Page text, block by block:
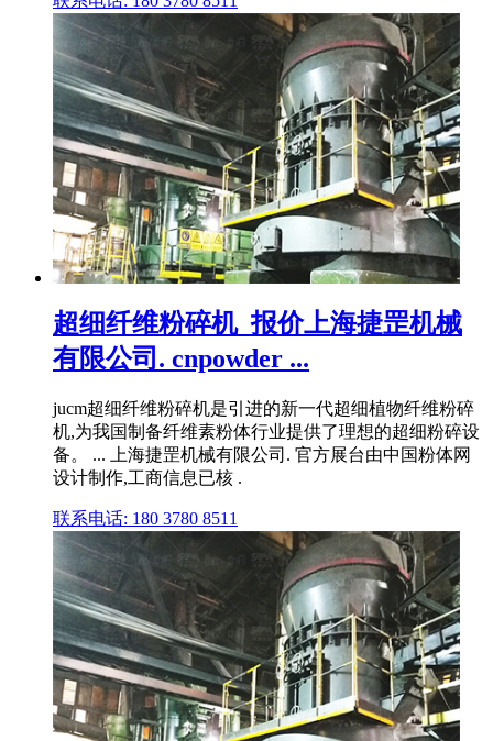
超细纤维粉碎机_报价上海捷罡机械
有限公司. cnpowder ...
jucm超细纤维粉碎机是引进的新一代超细植物纤维粉碎
机,为我国制备纤维素粉体行业提供了理想的超细粉碎设
备。 ... 上海捷罡机械有限公司. 官方展台由中国粉体网
设计制作,工商信息已核 .
联系电话: 180 3780 8511